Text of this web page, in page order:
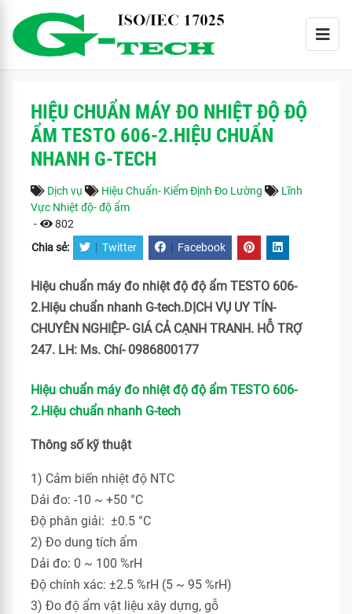
HIỆU CHUẨN MÁY ĐO NHIỆT ĐỘ ĐỘ
ẨM TESTO 606-2.HIỆU CHUẨN
NHANH G-TECH
Dịch vụ Hiệu Chuẩn- Kiểm Định Đo Lường
Lĩnh
Vực Nhiệt độ- độ ẩm
-
802
Chia sẻ: | Twitter | Facebook
Hiệu chuẩn máy đo nhiệt độ độ ẩm TESTO 606-
2.Hiệu chuẩn nhanh G-tech.DỊCH VỤ UY TÍN-
CHUYÊN NGHIỆP- GIÁ CẢ CẠNH TRANH. HỖ TRỢ
247. LH: Ms. Chí- 0986800177
Hiệu chuẩn máy đo nhiệt độ độ ẩm TESTO 606-
2.Hiệu chuẩn nhanh G-tech
Thông số kỹ thuật
1) Cảm biến nhiệt độ NTC
Dải đo: -10 ~ +50 °C
Độ phân giải: ±0.5 °C
2) Đo dung tích ẩm
Dải đo: 0 ~ 100 %rH
Độ chính xác: ±2.5 %rH (5 ~ 95 %rH)
3) Đo độ ẩm vật liệu xây dựng, gỗ